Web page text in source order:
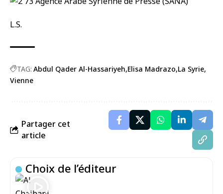
L.S.
TAG: Abdul Qader Al-Hassariyeh Elisa Madrazo La Syrie
Vienne
Partager cet
article
Choix de l’éditeur